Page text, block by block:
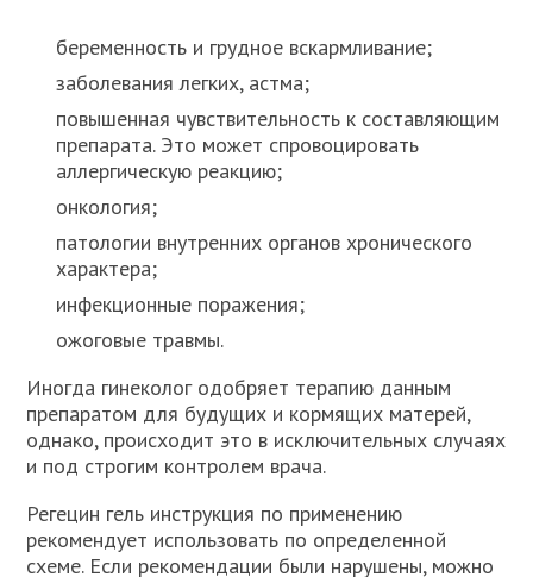
беременность и грудное вскармливание;
заболевания легких, астма;
повышенная чувствительность к составляющим
препарата. Это может спровоцировать
аллергическую реакцию;
онкология;
патологии внутренних органов хронического
характера;
инфекционные поражения;
ожоговые травмы.
Иногда гинеколог одобряет терапию данным
препаратом для будущих и кормящих матерей,
однако, происходит это в исключительных случаях
и под строгим контролем врача.
Регецин гель инструкция по применению
рекомендует использовать по определенной
схеме. Если рекомендации были нарушены, можно